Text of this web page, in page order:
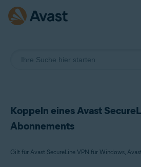
Koppeln eines Avast
Abonnements